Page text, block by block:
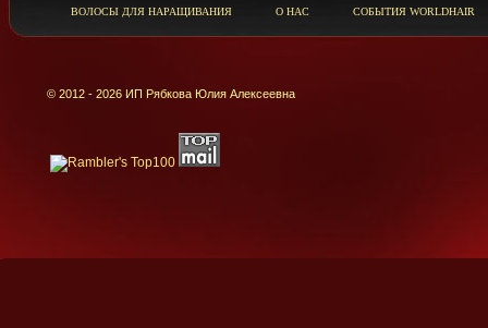
ВОЛОСЫ ДЛЯ НАРАЩИВАНИЯ О НАС СОБЫТИЯ WORLDHAIR
© 2012 - 2026 ИП Рябкова Юлия Алексеевна